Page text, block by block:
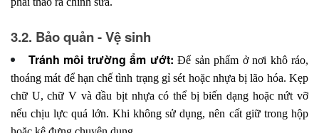
3.2. Bảo quản - Vệ sinh
Tránh môi trường ẩm ướt: Để sản phẩm ở nơi khô ráo,
thoáng mát để hạn chế tình trạng gỉ sét hoặc nhựa bị lão hóa. Kẹp
chữ U, chữ V và đầu bịt nhựa có thể bị biến dạng hoặc nứt vỡ
nếu chịu lực quá lớn. Khi không sử dụng, nên cất giữ trong hộp